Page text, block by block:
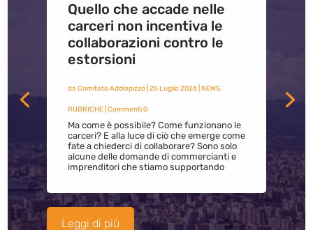
Quello che accade nelle
carceri non incentiva le
collaborazioni contro le
estorsioni
da Comitato Addiopizzo| 25 Luglio 2026| NEWS,
RUBRICHE| Commenti 0
Ma come è possibile? Come funzionano le
carceri? E alla luce di ciò che emerge come
fate a chiederci di collaborare? Sono solo
alcune delle domande di commercianti e
imprenditori che stiamo supportando
Leggi di più